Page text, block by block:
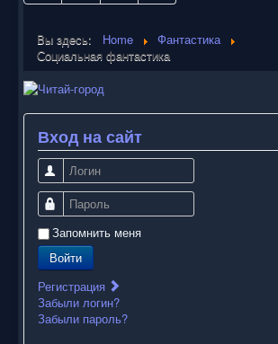
Вы здесь: Home
Фантастика
Социальная фантастика
Вход на сайт
Логин
Пароль
Запомнить меня
Войти
Регистрация
Забыли логин?
Забыли пароль?